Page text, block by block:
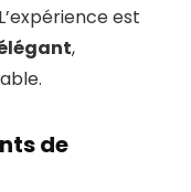
est
,
de